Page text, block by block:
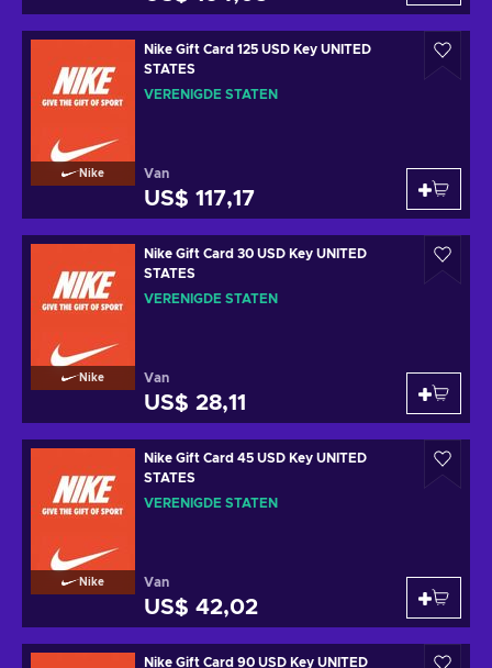
Nike
Nike Gift Card 125 USD Key UNITED
STATES
VERENIGDE STATEN
Van
US$ 117,17
Nike
Nike Gift Card 30 USD Key UNITED
STATES
VERENIGDE STATEN
Van
US$ 28,11
Nike
Nike Gift Card 45 USD Key UNITED
STATES
VERENIGDE STATEN
Van
US$ 42,02
Nike Gift Card 90 USD Key UNITED